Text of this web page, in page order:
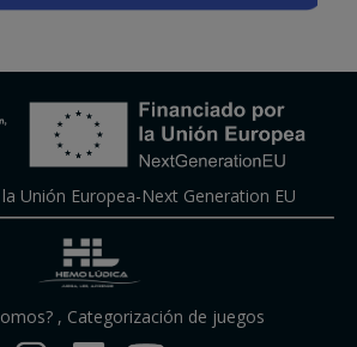
Unión Europea-Next Generation EU
, Categorización de juegos